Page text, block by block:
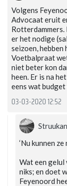
Volgens
Advocaat eruit
er het nodige
seizoen,
Voetbalpraat
niet beter kon
heen. Er is na
eens wat budget
03-03-2020 12:52
‘Nu kunnen
Wat een gelul
niks; en doet
Feyenoord